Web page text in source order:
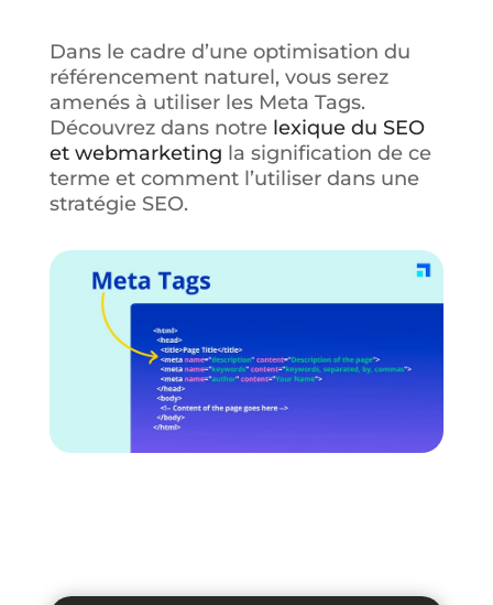
Dans le cadre d’une optimisation du
référencement naturel, vous serez
amenés à utiliser les Meta Tags.
Découvrez dans notre lexique du SEO
et webmarketing la signification de ce
terme et comment l’utiliser dans une
stratégie SEO.